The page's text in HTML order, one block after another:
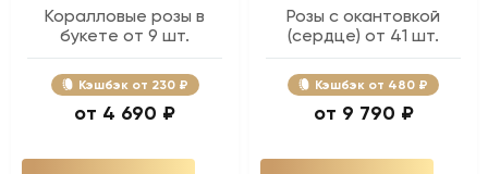
Коралловые розы в
букете от 9 шт.
Кэшбэк 230 ₽
4 690 ₽
Розы с окантовкой
(сердце) от 41 шт.
Кэшбэк 480 ₽
9 790 ₽